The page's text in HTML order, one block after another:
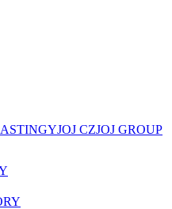
JOJ CZJOJ GROUP